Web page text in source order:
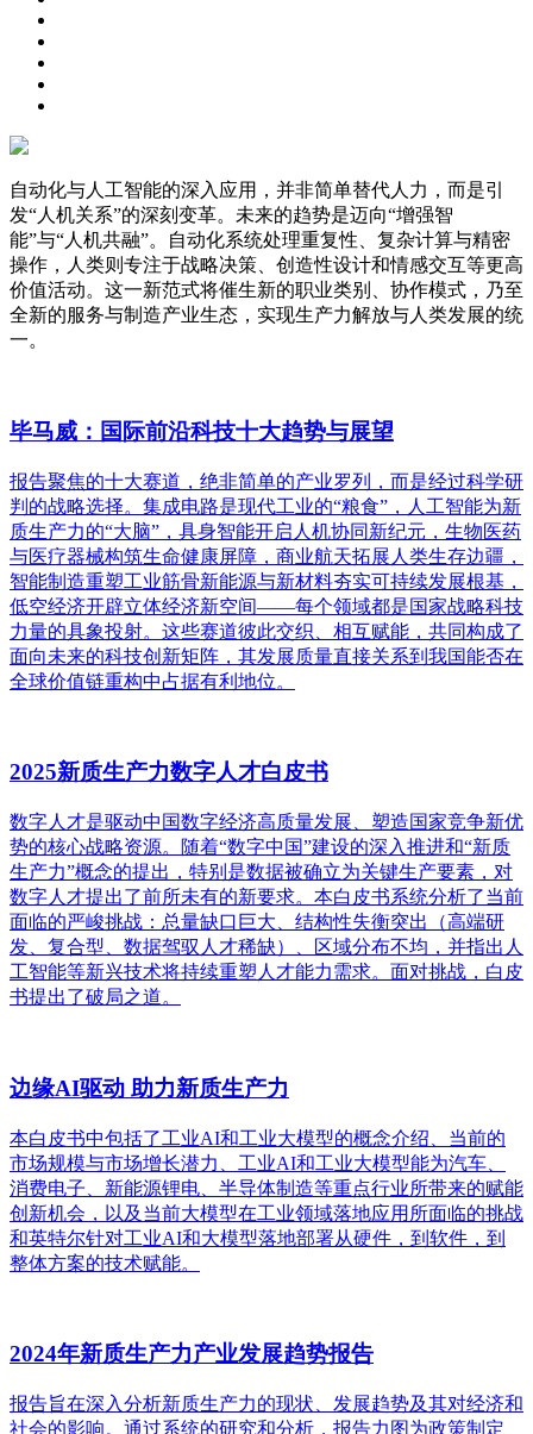
自动化与人工智能的深入应用，并非简单替代人力，而是引
发“人机关系”的深刻变革。未来的趋势是迈向“增强智
能”与“人机共融”。自动化系统处理重复性、复杂计算与精密
操作，人类则专注于战略决策、创造性设计和情感交互等更高
价值活动。这一新范式将催生新的职业类别、协作模式，乃至
全新的服务与制造产业生态，实现生产力解放与人类发展的统
一。
毕马威：国际前沿科技十大趋势与展望
报告聚焦的十大赛道，绝非简单的产业罗列，而是经过科学研
判的战略选择。集成电路是现代工业的“粮食”，人工智能为新
质生产力的“大脑”，具身智能开启人机协同新纪元，生物医药
与医疗器械构筑生命健康屏障，商业航天拓展人类生存边疆，
智能制造重塑工业筋骨新能源与新材料夯实可持续发展根基，
低空经济开辟立体经济新空间——每个领域都是国家战略科技
力量的具象投射。这些赛道彼此交织、相互赋能，共同构成了
面向未来的科技创新矩阵，其发展质量直接关系到我国能否在
全球价值链重构中占据有利地位。
2025新质生产力数字人才白皮书
数字人才是驱动中国数字经济高质量发展、塑造国家竞争新优
势的核心战略资源。随着“数字中国”建设的深入推进和“新质
生产力”概念的提出，特别是数据被确立为关键生产要素，对
数字人才提出了前所未有的新要求。本白皮书系统分析了当前
面临的严峻挑战：总量缺口巨大、结构性失衡突出（高端研
发、复合型、数据驾驭人才稀缺）、区域分布不均，并指出人
工智能等新兴技术将持续重塑人才能力需求。面对挑战，白皮
书提出了破局之道。
边缘AI驱动 助力新质生产力
本白皮书中包括了工业AI和工业大模型的概念介绍、当前的
市场规模与市场增长潜力、工业AI和工业大模型能为汽车、
消费电子、新能源锂电、半导体制造等重点行业所带来的赋能
创新机会，以及当前大模型在工业领域落地应用所面临的挑战
和英特尔针对工业AI和大模型落地部署从硬件，到软件，到
整体方案的技术赋能。
2024年新质生产力产业发展趋势报告
报告旨在深入分析新质生产力的现状、发展趋势及其对经济和
社会的影响。通过系统的研究和分析，报告力图为政策制定